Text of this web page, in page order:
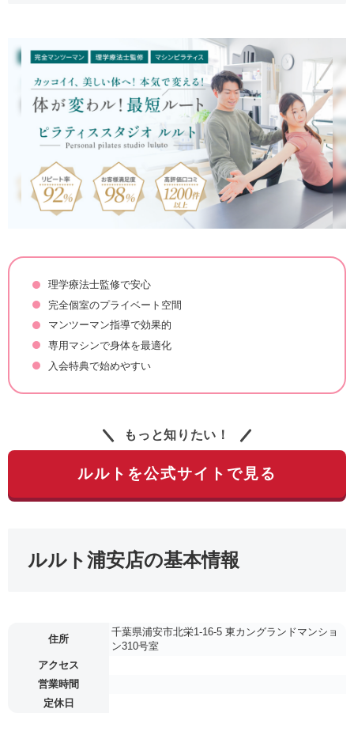
理学療法士監修で安心
完全個室のプライベート空間
マンツーマン指導で効果的
専用マシンで身体を最適化
入会特典で始めやすい
もっと知りたい！
ルルトを公式サイトで見る
ルルト浦安店の基本情報
住所
千葉県浦安市北栄1-16-5 東カングランドマンショ
ン310号室
アクセス
営業時間
定休日